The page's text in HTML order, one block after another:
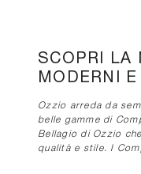
SCOPRI LA
MODERNI
Ozzio arreda da
belle gamme di
Bellagio di Ozzio
qualità e stile. I